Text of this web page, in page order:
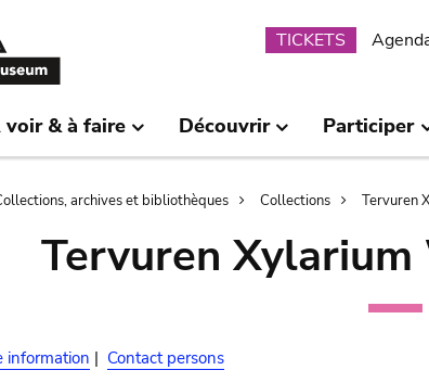
Submenu
TICKETS
voir & à faire Découvrir Participer
archives et bibliothèques Collections Tervuren
Tervuren
information | Contact persons